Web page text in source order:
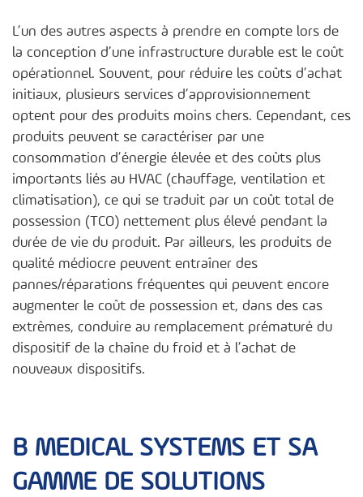
L’un des autres aspects à prendre en compte lors de
la conception d’une infrastructure durable est le coût
opérationnel. Souvent, pour réduire les coûts d’achat
initiaux, plusieurs services d’approvisionnement
optent pour des produits moins chers. Cependant, ces
produits peuvent se caractériser par une
consommation d’énergie élevée et des coûts plus
importants liés au HVAC (chauffage, ventilation et
climatisation), ce qui se traduit par un coût total de
possession (TCO) nettement plus élevé pendant la
durée de vie du produit. Par ailleurs, les produits de
qualité médiocre peuvent entraîner des
pannes/réparations fréquentes qui peuvent encore
augmenter le coût de possession et, dans des cas
extrêmes, conduire au remplacement prématuré du
dispositif de la chaîne du froid et à l’achat de
nouveaux dispositifs.
B MEDICAL SYSTEMS ET SA
GAMME DE SOLUTIONS